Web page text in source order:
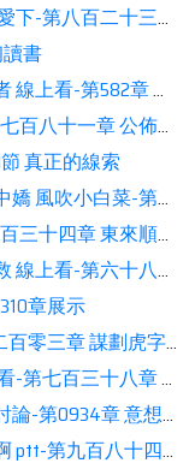
三章 弗麗嘉‘甦醒’分享
書
如去炸了學校化糞……閲讀
佈（求訂閱求月票）閲讀
真正的線索
242章 她要回家啦！推薦
十四章 東來順分享
十八章 末日將近相伴
章展示
章 謀劃虎字旗分享
十八章 聯手闖陣鑒賞
章 意想不到的消息相伴
十四章 塗風很緊張讀書